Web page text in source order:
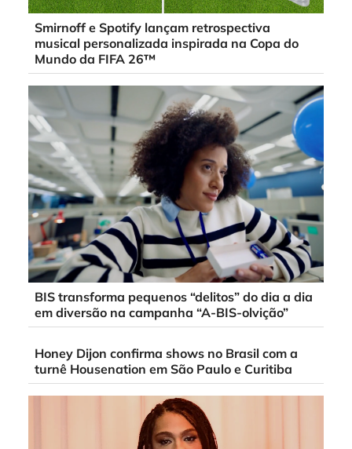
Smirnoff e Spotify lançam retrospectiva
musical personalizada inspirada na Copa do
Mundo da FIFA 26™
BIS transforma pequenos “delitos” do dia a dia
em diversão na campanha “A-BIS-olvição”
Honey Dijon confirma shows no Brasil com a
turnê Housenation em São Paulo e Curitiba